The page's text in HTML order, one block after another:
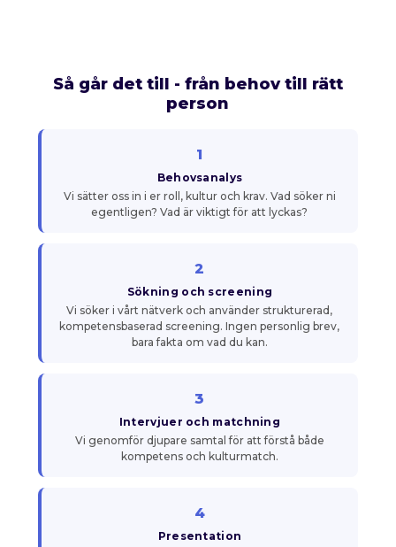
Så går det till - från behov till rätt
person
1
Behovsanalys
Vi sätter oss in i er roll, kultur och krav. Vad söker ni
egentligen? Vad är viktigt för att lyckas?
2
Sökning och screening
Vi söker i vårt nätverk och använder strukturerad,
kompetensbaserad screening. Ingen personlig brev,
bara fakta om vad du kan.
3
Intervjuer och matchning
Vi genomför djupare samtal för att förstå både
kompetens och kulturmatch.
4
Presentation